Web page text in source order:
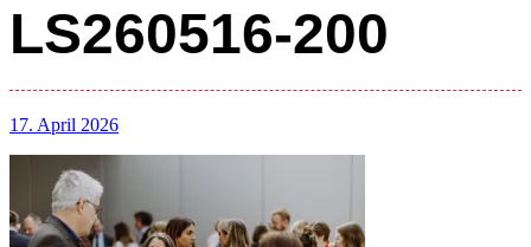
LS260516-200
17. April 2026